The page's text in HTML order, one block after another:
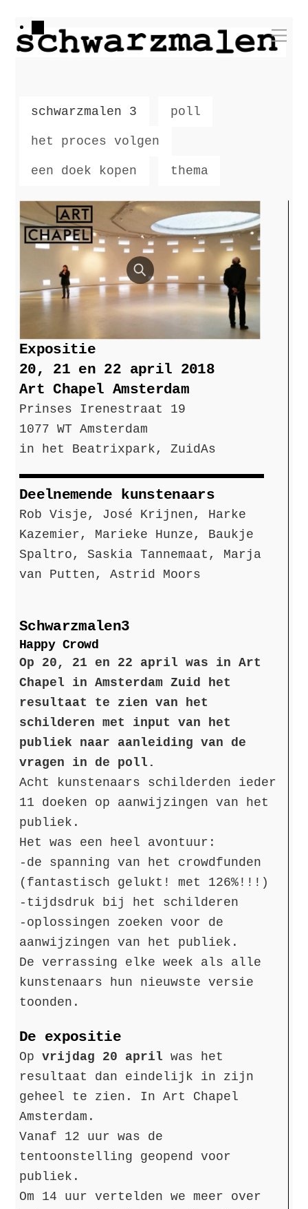
Skip
schwarzmalen 3 poll
het proces volgen
een doek kopen thema
Expositie
20, 21 en 22 april 2018
Art Chapel Amsterdam
Prinses Irenestraat 19
1077 WT Amsterdam
in het Beatrixpark, ZuidAs
Deelnemende kunstenaars
Rob Visje, José Krijnen, Harke
Kazemier, Marieke Hunze, Baukje
Spaltro, Saskia Tannemaat, Marja
van Putten, Astrid Moors
Schwarzmalen3
Happy Crowd
Op 20, 21 en 22 april was in Art
Chapel in Amsterdam Zuid het
resultaat te zien van het
schilderen met input van het
publiek naar aanleiding van de
vragen in de poll.
Acht kunstenaars schilderden ieder
11 doeken op aanwijzingen van het
publiek.
Het was een heel avontuur:
-de spanning van het crowdfunden
(fantastisch gelukt! met 126%!!!)
-tijdsdruk bij het schilderen
-oplossingen zoeken voor de
aanwijzingen van het publiek.
De verrassing elke week als alle
kunstenaars hun nieuwste versie
toonden.
De expositie
Op vrijdag 20 april was het
resultaat dan eindelijk in zijn
geheel te zien. In Art Chapel
Amsterdam.
Vanaf 12 uur was de
tentoonstelling geopend voor
publiek.
Om 14 uur vertelden we meer over